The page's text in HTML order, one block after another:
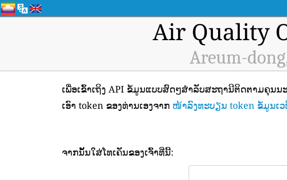
Air Quality
Areum-
ເພື່ອເຂົ້າເຖິງ API ຂໍ້ມູນແບບສົດໆສຳລັບສະຖານີຕິດຕາມຄຸນນ
ເອົາ token ຂອງທ່ານເອງຈາກ ໜ້າລົງທະບຽນ token ຂໍ້ມູນເ
ຈາກນັ້ນໃສ່ໂທເຄັນຂອງເຈົ້າທີ່ນີ້: